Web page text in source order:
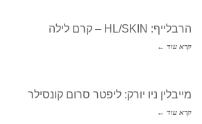
הרבלייף: HL/SKIN – קרם לילה
קרא עוד ←
מייבלין ניו יורק: ליפטר סרום קונסילר
קרא עוד ←